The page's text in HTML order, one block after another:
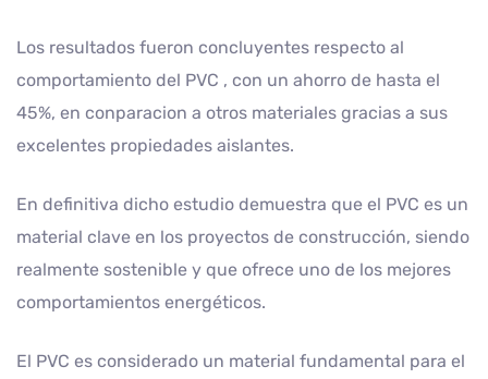
Los resultados fueron concluyentes respecto al
comportamiento del PVC , con un ahorro de hasta el
45%, en conparacion a otros materiales gracias a sus
excelentes propiedades aislantes.
En definitiva dicho estudio demuestra que el PVC es un
material clave en los proyectos de construcción, siendo
realmente sostenible y que ofrece uno de los mejores
comportamientos energéticos.
El PVC es considerado un material fundamental para el